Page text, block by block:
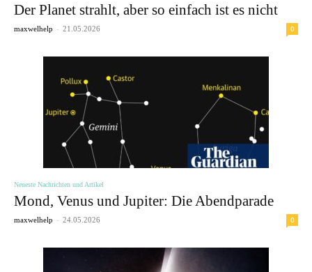
Der Planet strahlt, aber so einfach ist es nicht
maxwelhelp - 21.05.2026 0
Neueste Nachrichten und Artikel
Mond, Venus und Jupiter: Die Abendparade
maxwelhelp - 24.05.2026 0